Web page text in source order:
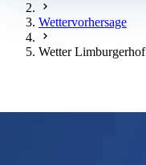
Wettervorhersage
Wetter Limburgerhof